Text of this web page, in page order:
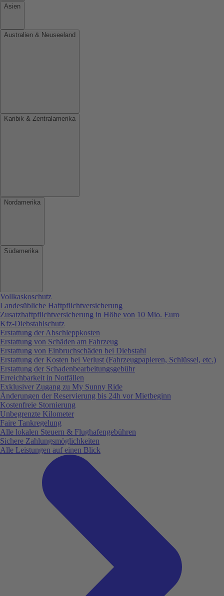
Asien
Australien & Neuseeland
Karibik & Zentralamerika
Nordamerika
Südamerika
Vollkaskoschutz
Landesübliche Haftpflichtversicherung
Zusatzhaftpflichtversicherung in Höhe von 10 Mio. Euro
Kfz-Diebstahlschutz
Erstattung der Abschleppkosten
Erstattung von Schäden am Fahrzeug
Erstattung von Einbruchschäden bei Diebstahl
Erstattung der Kosten bei Verlust (Fahrzeugpapieren, Schlüssel, etc.)
Erstattung der Schadenbearbeitungsgebühr
Erreichbarkeit in Notfällen
Exklusiver Zugang zu My Sunny Ride
Änderungen der Reservierung bis 24h vor Mietbeginn
Kostenfreie Stornierung
Unbegrenzte Kilometer
Faire Tankregelung
Alle lokalen Steuern & Flughafengebühren
Sichere Zahlungsmöglichkeiten
Alle Leistungen auf einen Blick